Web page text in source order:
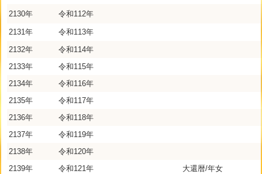
2130年 令和112年
2131年
令和113年
2132年
令和114年
2133年
令和115年
2134年
令和116年
2135年
令和117年
2136年
令和118年
2137年
令和119年
2138年
令和120年
2139年
令和121年 大還暦/年女